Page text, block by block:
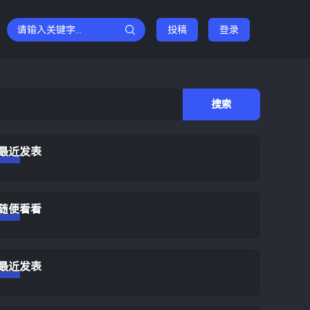
投稿 登录
近发表
便看看
近发表